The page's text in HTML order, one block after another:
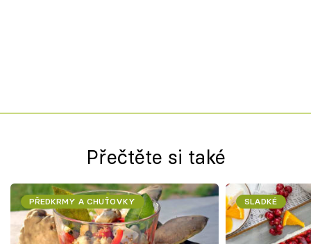
Přečtěte si také
PŘEDKRMY A CHUŤOVKY SLADKÉ